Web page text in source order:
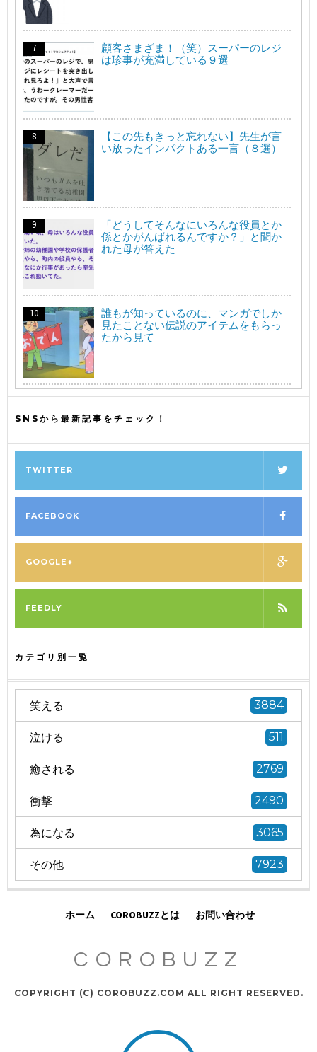
顧客さまざま！（笑）スーパーのレジ
は珍事が充満している９選
【この先もきっと忘れない】先生が言
い放ったインパクトある一言（８選）
「どうしてそんなにいろんな役員とか
係とかがんばれるんですか？」と聞か
れた母が答えた
誰もが知っているのに、マンガでしか
見たことない伝説のアイテムをもらっ
たから見て
SNSから最新記事をチェック！
TWITTER
FACEBOOK
GOOGLE+
FEEDLY
カテゴリ別一覧
笑える 3884
泣ける 511
癒される 2769
衝撃 2490
為になる 3065
その他 7923
ホーム COROBUZZとは お問い合わせ
COROBUZZ
COPYRIGHT (C) COROBUZZ.COM ALL RIGHT RESERVED.